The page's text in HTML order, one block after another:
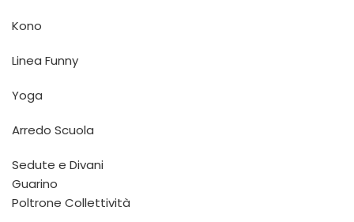
Kono
Linea Funny
Yoga
Arredo Scuola
Sedute e Divani
Guarino
Poltrone Collettività